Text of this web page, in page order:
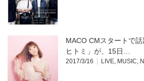
ま
す)
ウ
ィ
ン
ド
ウ
MACO CMスタートで
ヒトミ」が、15日…
2017/3/16 LIVE, MUSIC,